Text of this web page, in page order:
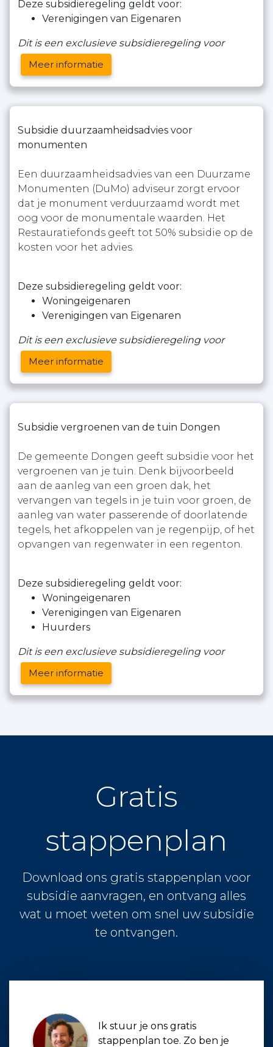
Deze subsidieregeling geldt voor:
Verenigingen van Eigenaren
Dit is een exclusieve subsidieregeling voor
Meer informatie
Subsidie duurzaamheidsadvies voor
monumenten
Een duurzaamheidsadvies van een Duurzame
Monumenten (DuMo) adviseur zorgt ervoor
dat je monument verduurzaamd wordt met
oog voor de monumentale waarden. Het
Restauratiefonds geeft tot 50% subsidie op de
kosten voor het advies.
Deze subsidieregeling geldt voor:
Woningeigenaren
Verenigingen van Eigenaren
Dit is een exclusieve subsidieregeling voor
Meer informatie
Subsidie vergroenen van de tuin Dongen
De gemeente Dongen geeft subsidie voor het
vergroenen van je tuin. Denk bijvoorbeeld
aan de aanleg van een groen dak, het
vervangen van tegels in je tuin voor groen, de
aanleg van water passerende of doorlatende
tegels, het afkoppelen van je regenpijp, of het
opvangen van regenwater in een regenton.
Deze subsidieregeling geldt voor:
Woningeigenaren
Verenigingen van Eigenaren
Huurders
Dit is een exclusieve subsidieregeling voor
Meer informatie
Gratis
stappenplan
Download ons gratis stappenplan voor
subsidie aanvragen, en ontvang alles
wat u moet weten om snel uw subsidie
te ontvangen.
Ik stuur je ons gratis
stappenplan toe. Zo ben je